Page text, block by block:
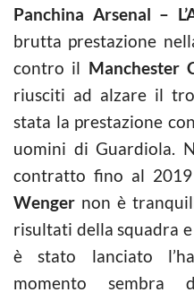
Panchina Arsenal –
brutta prestazione
contro il Manchester
riusciti ad alzare il
stata la prestazione
uomini di Guardiola.
contratto fino al
Wenger non è
risultati della squadra
è stato lanciato
momento sembra